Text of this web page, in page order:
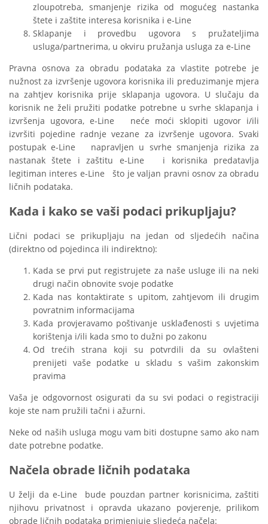
zloupotreba, smanjenje rizika od mogućeg nastanka
štete i zaštite interesa korisnika i e-Line
Sklapanje i provedbu ugovora s pružateljima
usluga/partnerima, u okviru pružanja usluga za e-Line
Pravna osnova za obradu podataka za vlastite potrebe je
nužnost za izvršenje ugovora korisnika ili preduzimanje mjera
na zahtjev korisnika prije sklapanja ugovora. U slučaju da
korisnik ne želi pružiti podatke potrebne u svrhe sklapanja i
izvršenja ugovora, e-Line neće moći sklopiti ugovor i/ili
izvršiti pojedine radnje vezane za izvršenje ugovora. Svaki
postupak e-Line napravljen u svrhe smanjenja rizika za
nastanak štete i zaštitu e-Line i korisnika predatavlja
legitiman interes e-Line što je valjan pravni osnov za obradu
ličnih podataka.
Kada i kako se vaši podaci prikupljaju?
Lični podaci se prikupljaju na jedan od sljedećih načina
(direktno od pojedinca ili indirektno):
Kada se prvi put registrujete za naše usluge ili na neki
drugi način obnovite svoje podatke
Kada nas kontaktirate s upitom, zahtjevom ili drugim
povratnim informacijama
Kada provjeravamo poštivanje usklađenosti s uvjetima
korištenja i/ili kada smo to dužni po zakonu
Od trećih strana koji su potvrdili da su ovlašteni
prenijeti vaše podatke u skladu s vašim zakonskim
pravima
Vaša je odgovornost osigurati da su svi podaci o registraciji
koje ste nam pružili tačni i ažurni.
Neke od naših usluga mogu vam biti dostupne samo ako nam
date potrebne podatke.
Načela obrade ličnih podataka
U želji da e-Line bude pouzdan partner korisnicima, zaštiti
njihovu privatnost i opravda ukazano povjerenje, prilikom
obrade ličnih podataka primjenjuje sljedeća načela: